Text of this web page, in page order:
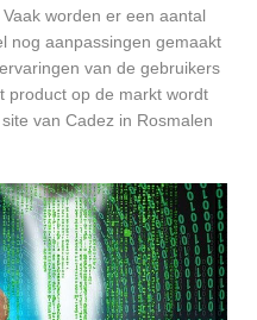
worden er een aantal
nog aanpassingen gemaakt
van de gebruikers
product op de markt wordt
van Cadez in Rosmalen